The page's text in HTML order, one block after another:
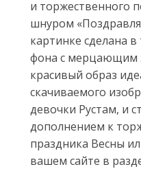
и торжественного
шнуром
картинке сделана
фона с мерцающим
красивый образ
скачиваемого
девочки Рустам, и
дополнением к
праздника Весны
вашем сайте в